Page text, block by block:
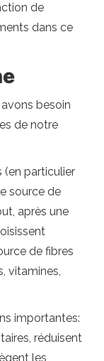
de
dans ce
besoin
de notre
(en particulier
source de
après une
de fibres
vitamines,
importantes:
réduisent
les